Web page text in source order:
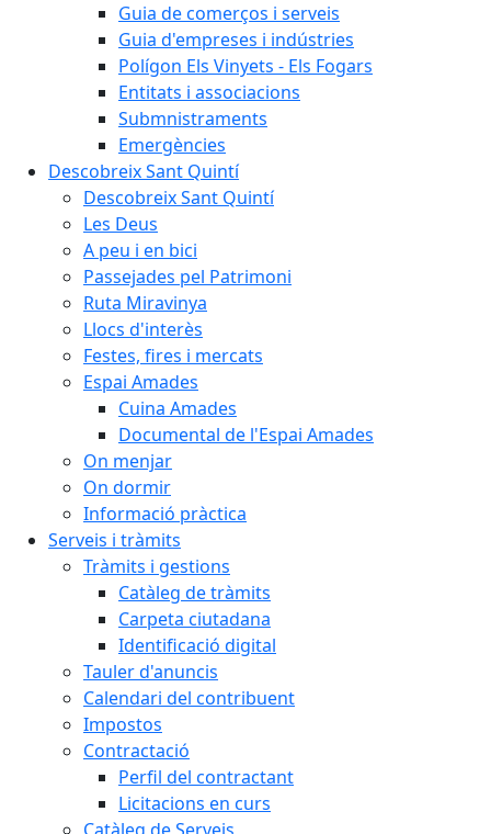
Guia de comerços i serveis
Guia d'empreses i indústries
Polígon Els Vinyets - Els Fogars
Entitats i associacions
Submnistraments
Emergències
Descobreix Sant Quintí
Descobreix Sant Quintí
Les Deus
A peu i en bici
Passejades pel Patrimoni
Ruta Miravinya
Llocs d'interès
Festes, fires i mercats
Espai Amades
Cuina Amades
Documental de l'Espai Amades
On menjar
On dormir
Informació pràctica
Serveis i tràmits
Tràmits i gestions
Catàleg de tràmits
Carpeta ciutadana
Identificació digital
Tauler d'anuncis
Calendari del contribuent
Impostos
Contractació
Perfil del contractant
Licitacions en curs